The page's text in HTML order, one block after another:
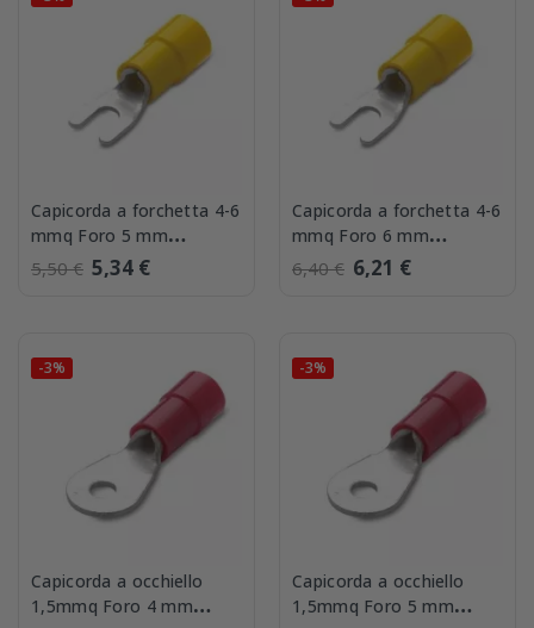
Capicorda a forchetta 4-6
mmq Foro 5 mm
confezione 50 BMM
00326
5,50 € 5,34 €
Capicorda a forchetta 4-6
mmq Foro 6 mm
confezione 50 BMM
00332
6,40 € 6,21 €
-3%
Capicorda a occhiello
1,5mmq Foro 4 mm
-3%
Capicorda a occhiello
1,5mmq Foro 5 mm